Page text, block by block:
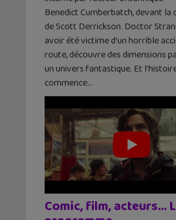
Benedict Cumberbatch, devant la
de Scott Derrickson. Doctor
avoir été victime d’un horrible
route, découvre des dimensions
un univers fantastique. Et
commence…
Comic, film, acteurs…